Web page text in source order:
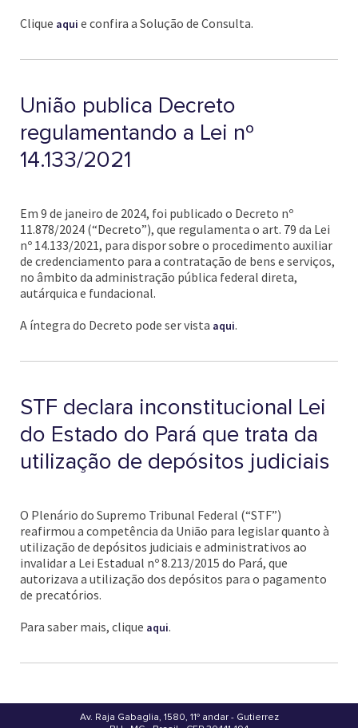
Clique aqui e confira a Solução de Consulta.
União publica Decreto
regulamentando a Lei nº
14.133/2021
Em 9 de janeiro de 2024, foi publicado o Decreto nº
11.878/2024 (“Decreto”), que regulamenta o art. 79 da Lei
nº 14.133/2021, para dispor sobre o procedimento auxiliar
de credenciamento para a contratação de bens e serviços,
no âmbito da administração pública federal direta,
autárquica e fundacional.
A íntegra do Decreto pode ser vista aqui.
STF declara inconstitucional Lei
do Estado do Pará que trata da
utilização de depósitos judiciais
O Plenário do Supremo Tribunal Federal (“STF”)
reafirmou a competência da União para legislar quanto à
utilização de depósitos judiciais e administrativos ao
invalidar a Lei Estadual nº 8.213/2015 do Pará, que
autorizava a utilização dos depósitos para o pagamento
de precatórios.
Para saber mais, clique aqui.
Av. Raja Gabaglia, 1580, 11º andar - Gutierrez